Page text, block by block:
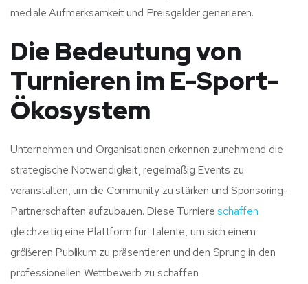
mediale Aufmerksamkeit und Preisgelder generieren.
Die Bedeutung von
Turnieren im E-Sport-
Ökosystem
Unternehmen und Organisationen erkennen zunehmend die
strategische Notwendigkeit, regelmäßig Events zu
veranstalten, um die Community zu stärken und Sponsoring-
Partnerschaften aufzubauen. Diese Turniereschaffen
gleichzeitig eine Plattform für Talente, um sich einem
größeren Publikum zu präsentieren und den Sprung in den
professionellen Wettbewerb zu schaffen.